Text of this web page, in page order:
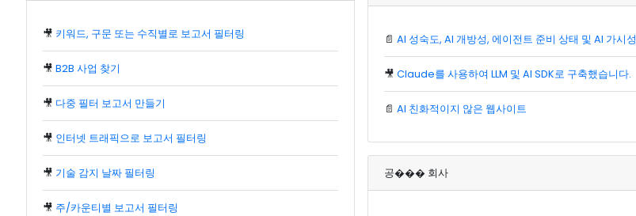
🎥 키워드, 구문 또는 수직별로 보고서 필터링
🎥 B2B 사업 찾기
🎥 다중 필터 보고서 만들기
🎥 인터넷 트래픽으로 보고서 필터링
🎥 기술 감지 날짜 필터링
🎥 주/카운티별 보고서 필터링
📄AI 성숙도, AI 개방성, 에이전트 준비 상태 및 AI 가시성
🎥Claude를 사용하여 LLM 및 AI SDK로 구축했습니다.
📄AI 친화적이지 않은 웹사이트
공��� 회사